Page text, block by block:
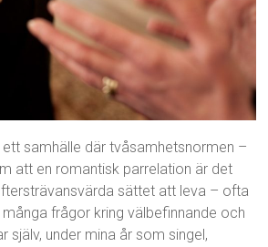
samhälle där tvåsamhetsnormen –
att en romantisk parrelation är det
sättet att leva – ofta
frågor kring välbefinnande och
själv, under mina år som singel,